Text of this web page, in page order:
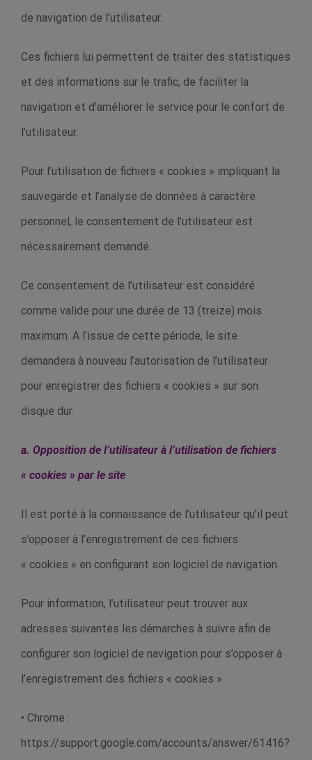
de navigation de l’utilisateur.
Ces fichiers lui permettent de traiter des statistiques
et des informations sur le trafic, de faciliter la
navigation et d’améliorer le service pour le confort de
l’utilisateur.
Pour l’utilisation de fichiers « cookies » impliquant la
sauvegarde et l’analyse de données à caractère
personnel, le consentement de l’utilisateur est
nécessairement demandé.
Ce consentement de l’utilisateur est considéré
comme valide pour une durée de 13 (treize) mois
maximum. A l’issue de cette période, le site
demandera à nouveau l’autorisation de l’utilisateur
pour enregistrer des fichiers « cookies » sur son
disque dur.
a. Opposition de l’utilisateur à l’utilisation de fichiers
« cookies » par le site
Il est porté à la connaissance de l’utilisateur qu’il peut
s’opposer à l’enregistrement de ces fichiers
« cookies » en configurant son logiciel de navigation.
Pour information, l’utilisateur peut trouver aux
adresses suivantes les démarches à suivre afin de
configurer son logiciel de navigation pour s’opposer à
l’enregistrement des fichiers « cookies » :
• Chrome :
https://support.google.com/accounts/answer/61416?